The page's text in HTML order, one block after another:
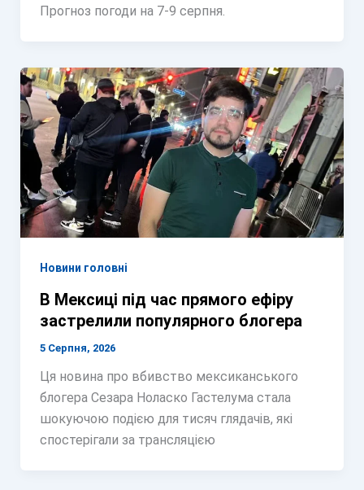
Прогноз погоди на 7-9 серпня.
Новини головні
В Мексиці під час прямого ефіру
застрелили популярного блогера
5 Серпня, 2026
Ця новина про вбивство мексиканського
блогера Сезара Ноласко Гастелума стала
шокуючою подією для тисяч глядачів, які
спостерігали за трансляцією